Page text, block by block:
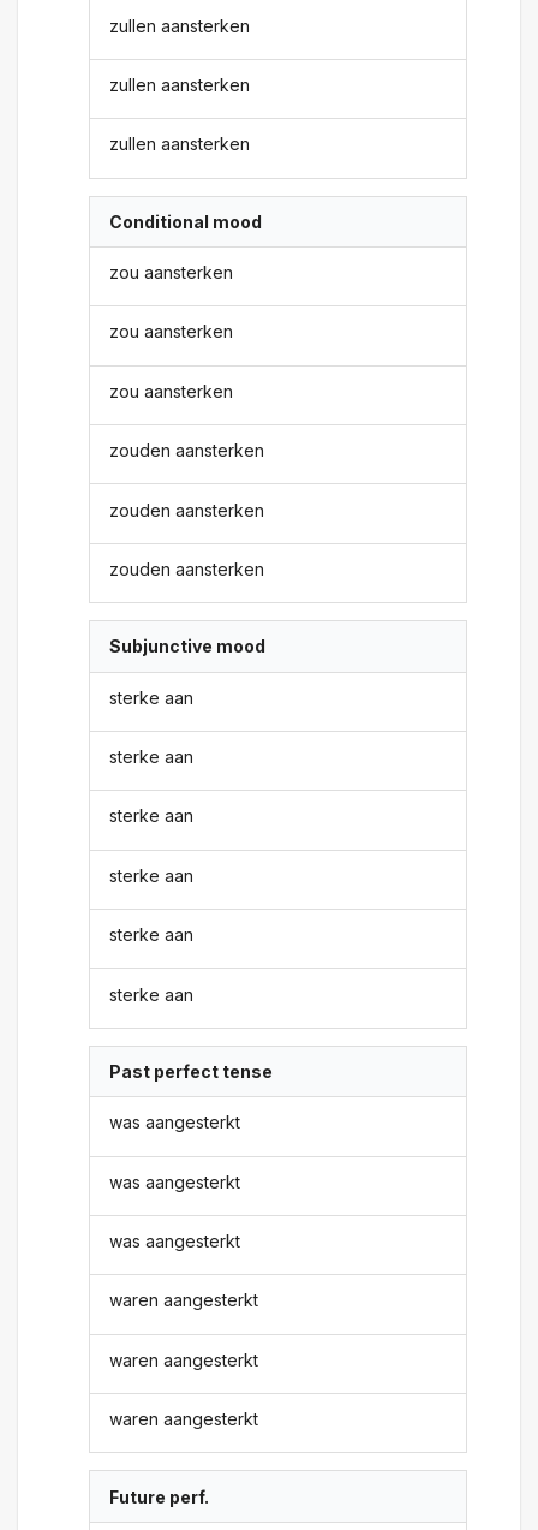
zullen aansterken
zullen aansterken
zullen aansterken
Conditional mood
zou aansterken
zou aansterken
zou aansterken
zouden aansterken
zouden aansterken
zouden aansterken
Subjunctive mood
sterke aan
sterke aan
sterke aan
sterke aan
sterke aan
sterke aan
Past perfect tense
was aangesterkt
was aangesterkt
was aangesterkt
waren aangesterkt
waren aangesterkt
waren aangesterkt
Future perf.